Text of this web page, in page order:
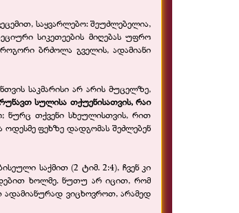
საყვარლებო: შეუძლებელია,
სიკეთეების მიღებას უფრო
ბრძოლა გველის, ადამიანი
საკმარისი არ არის მუცელზე,
სულისა თქუენისათვის, რაი
ნურც თქვენი სხეულისთვის, რით
ოდესმე ფეხზე დადგომას შეძლებენ
საქმით (2 ტიმ. 2:4), ჩვენ კი
ხოლმე. ნუთუ არ იცით, რომ
ადამიანურად ვიცხოვროთ, არამედ